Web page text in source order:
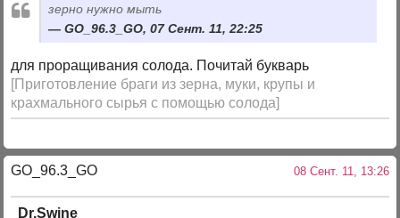
зерно нужно мыть
GO_96.3_GO, 07 Сент. 11, 22:25
для проращивания солода. Почитай букварь
[Приготовление браги из зерна, муки, крупы и
крахмального сырья с помощью солода]
GO_96.3_GO 08 Сент. 11, 13:26
Dr.Swine